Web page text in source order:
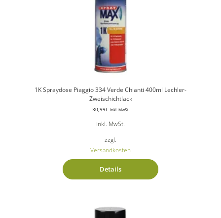
1K Spraydose Piaggio 334 Verde Chianti 400ml Lechler-
Zweischichtlack
30,99€ inkl. MwSt.
inkl. MwSt.
zzgl.
Versandkosten
Details